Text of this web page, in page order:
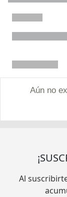
Aún no
Al